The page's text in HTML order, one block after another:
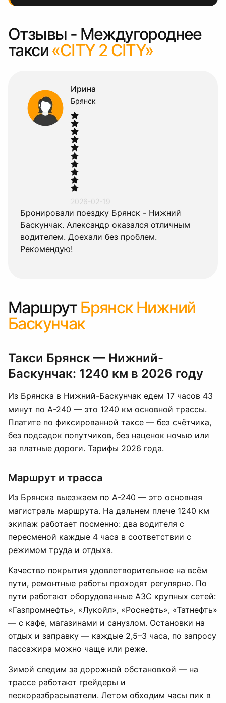
Отзывы - Междугороднее
такси «CITY 2 CITY»
Ехали по маршруту Брянск -
Баскунчак. Спасибо водителю
Автомобиль комфортный. Путь
Маршрут Брянск Нижний
Баскунчак
Такси Брянск — Нижний-
Баскунчак: 1240 км в 2026 году
Из Брянска в Нижний-Баскунчак едем 17 часов 43
минут по А-240 — это 1240 км основной трассы.
Платите по фиксированной таксе — без счётчика,
без подсадок попутчиков, без наценок ночью или
за платные дороги. Тарифы 2026 года.
Маршрут и трасса
Из Брянска выезжаем по А-240 — это основная
магистраль маршрута. На дальнем плече 1240 км
экипаж работает посменно: два водителя с
пересменой каждые 4 часа в соответствии с
режимом труда и отдыха.
Качество покрытия удовлетворительное на всём
пути, ремонтные работы проходят регулярно. По
пути работают оборудованные АЗС крупных сетей:
«Газпромнефть», «Лукойл», «Роснефть», «Татнефть»
— с кафе, магазинами и санузлом. Остановки на
отдых и заправку — каждые 2,5–3 часа, по запросу
пассажира можно чаще или реже.
Зимой следим за дорожной обстановкой — на
трассе работают грейдеры и
пескоразбрасыватели. Летом обходим часы пик в